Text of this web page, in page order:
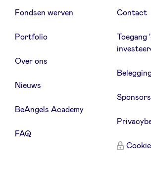
Toegang 'dealflow' investeerder
Health Expert Circle
LinkedIn
Fondsen werven
Portfolio
Over ons
Nieuws
BeAngels Academy
FAQ
Contact
Toegang
Sponsors